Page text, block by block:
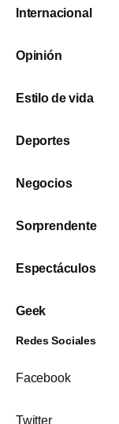
Internacional
Opinión
Estilo de vida
Deportes
Negocios
Sorprendente
Espectáculos
Geek
Redes Sociales
Facebook
Twitter